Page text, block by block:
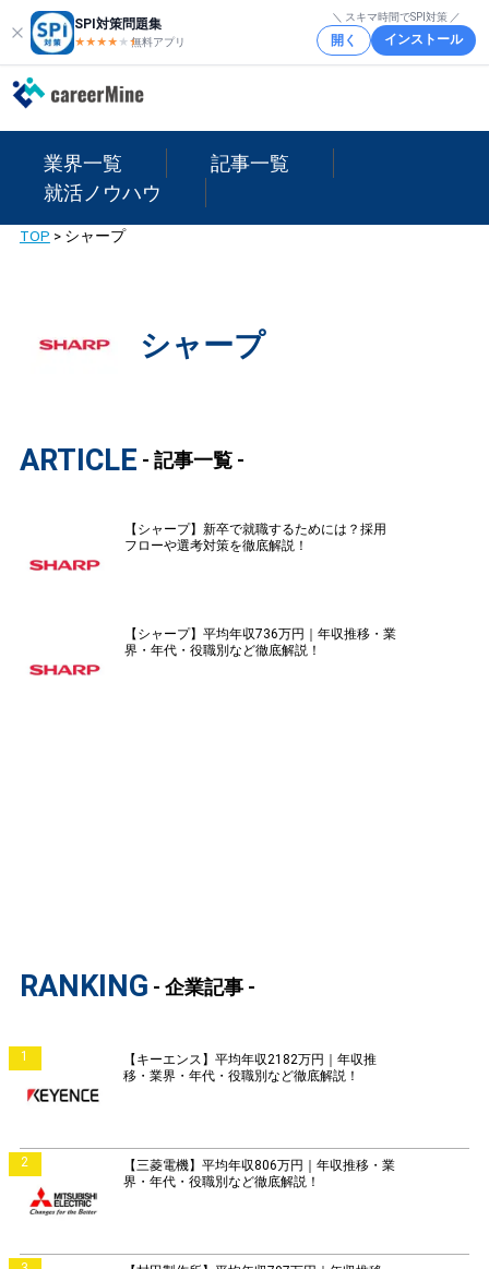
SPI対策問題集
★★★★ ★★
無料アプリ
＼ スキマ時間でSPI対策 ／
開く インストール
業界一覧
記事一覧
就活ノウハウ
TOP > シャープ
シャープ
ARTICLE - 記事一覧 -
【シャープ】新卒で就職するためには？採用
フローや選考対策を徹底解説！
【シャープ】平均年収736万円｜年収推移・業
界・年代・役職別など徹底解説！
RANKING - 企業記事 -
1
【キーエンス】平均年収2182万円｜年収推
移・業界・年代・役職別など徹底解説！
2
【三菱電機】平均年収806万円｜年収推移・業
界・年代・役職別など徹底解説！